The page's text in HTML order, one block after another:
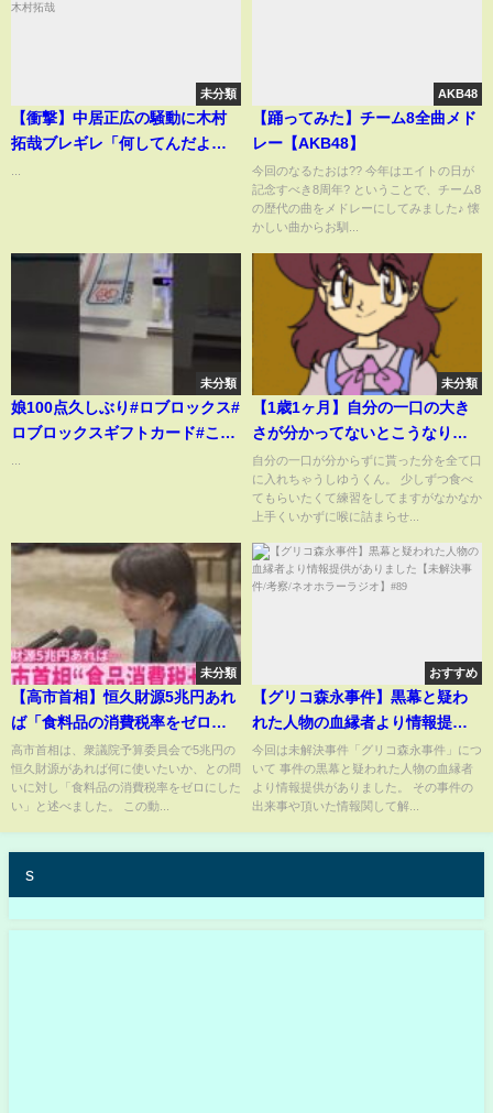
未分類
【衝撃】中居正広の騒動に木村
拓哉ブレギレ「何してんだよ… #
AKB48
【踊ってみた】チーム8全曲メド
レー【AKB48】
今回のなるたおは?? 今年はエイトの日が
記念すべき8周年? ということで、チーム8
の歴代の曲をメドレーにしてみました♪ 懐
かしい曲からお馴...
未分類
娘100点久しぶり#ロブロックス#
ロブロックスギフトカード#こど
未分類
【1歳1ヶ月】自分の一口の大き
さが分かってないとこうなりま
す【喉詰まり注意】
自分の一口が分からずに貰った分を全て口
に入れちゃうしゆうくん。 少しずつ食べ
てもらいたくて練習をしてますがなかなか
上手くいかずに喉に詰まらせ...
未分類
【高市首相】恒久財源5兆円あれ
ば「食料品の消費税率をゼロに
したい」
高市首相は、衆議院予算委員会で5兆円の
恒久財源があれば何に使いたいか、との問
いに対し「食料品の消費税率をゼロにした
い」と述べました。 この動...
おすすめ
【グリコ森永事件】黒幕と疑わ
れた人物の血縁者より情報提供
がありました【未解決事件/考察/
ネオホラーラジオ】#89
今回は未解決事件「グリコ森永事件」につ
いて 事件の黒幕と疑われた人物の血縁者
より情報提供がありました。 その事件の
出来事や頂いた情報関して解...
s